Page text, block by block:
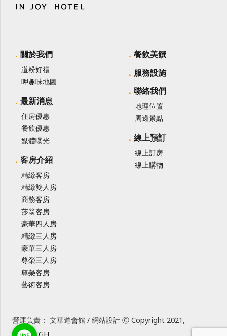
關於我們
道粉好禮
呷趣味地圖
最新消息
住房優惠
餐飲優惠
媒體曝光
客房介紹
精緻客房
精緻雙人房
商務客房
莎翁客房
豪華四人房
精緻三人房
豪華三人房
尊榮三人房
尊榮客房
藝術客房
餐飲美饌
服務設施
聯絡我們
地理位置
周邊景點
線上預訂
線上訂房
線上購物
營運負責： 文華道會館 / 網站設計 Ⓒ Copyright 2021,